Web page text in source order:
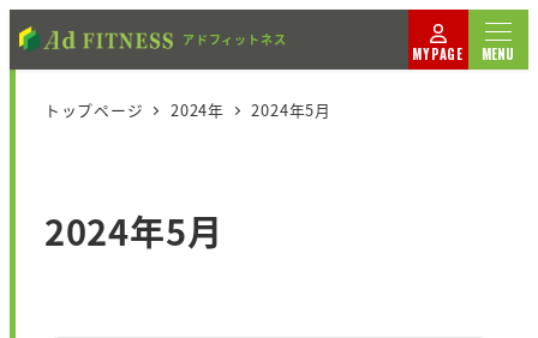
MYPAGE MENU
トップページ 2024年 2024年5月
2024年5月